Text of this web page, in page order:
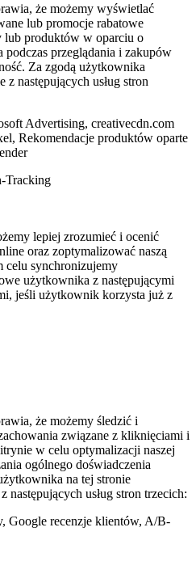
że możemy wyświetlać
lub promocje rabatowe
lub produktów w oparciu o
przeglądania i zakupów
Za zgodą użytkownika
następujących usług stron
Advertising, creativecdn.com
Rekomendacje produktów oparte
Tracking
lepiej zrozumieć i ocenić
oraz zoptymalizować naszą
celu synchronizujemy
użytkownika z następującymi
jeśli użytkownik korzysta już z
że możemy śledzić i
związane z kliknięciami i
w celu optymalizacji naszej
ogólnego doświadczenia
na tej stronie
następujących usług stron trzecich:
Google recenzje klientów, A/B-